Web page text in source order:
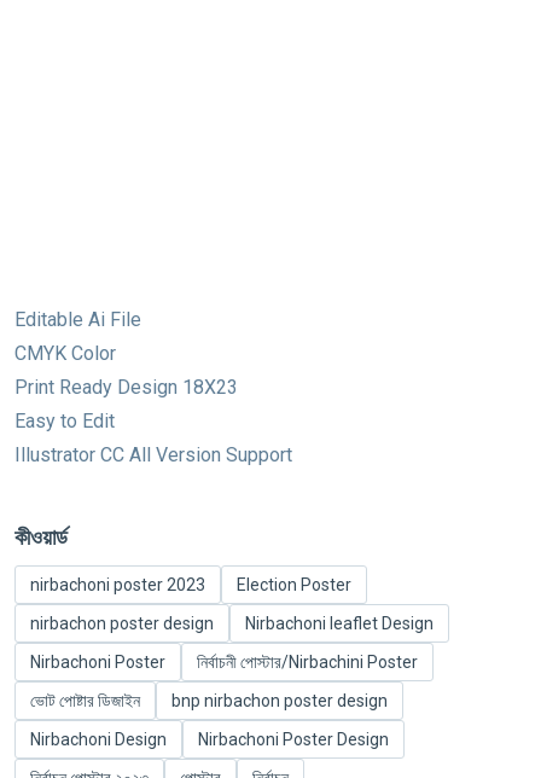
Editable Ai File
CMYK Color
Print Ready Design 18X23
Easy to Edit
Illustrator CC All Version Support
কীওয়ার্ড
nirbachoni poster 2023
Election Poster
nirbachon poster design
Nirbachoni leaflet Design
Nirbachoni Poster
নির্বাচনী পোস্টার/Nirbachini Poster
ভোট পোষ্টার ডিজাইন
bnp nirbachon poster design
Nirbachoni Design
Nirbachoni Poster Design